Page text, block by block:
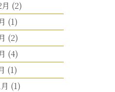
(2)
(1)
(2)
(4)
(1)
(1)